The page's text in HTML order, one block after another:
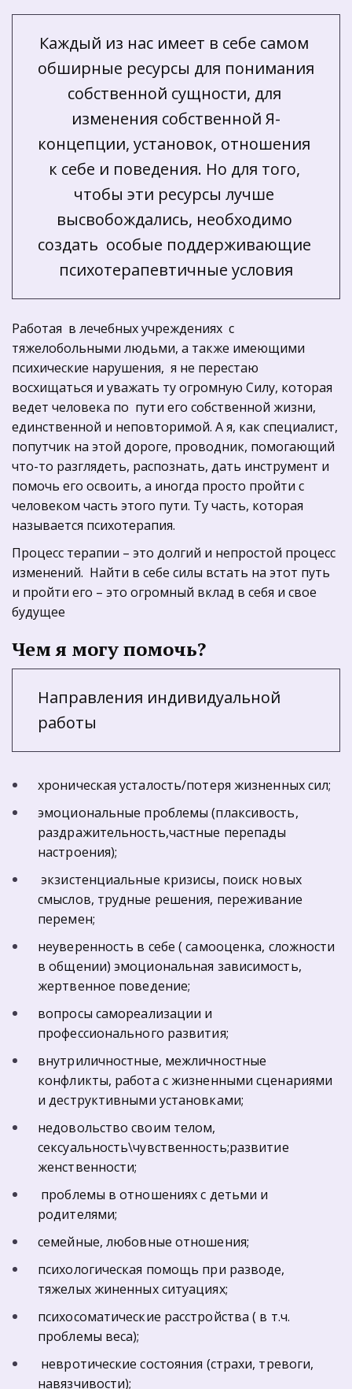
Каждый из нас имеет в себе самом
обширные ресурсы для понимания
собственной сущности, для
изменения собственной Я-
концепции, установок, отношения
к себе и поведения. Но для того,
чтобы эти ресурсы лучше
высвобождались, необходимо
создать  особые поддерживающие
психотерапевтичные условия
Работая  в лечебных учреждениях  с
тяжелобольными людьми, а также имеющими
психические нарушения,  я не перестаю
восхищаться и уважать ту огромную Силу, которая
ведет человека по  пути его собственной жизни,
единственной и неповторимой. А я, как специалист,
попутчик на этой дороге, проводник, помогающий
что-то разглядеть, распознать, дать инструмент и
помочь его освоить, а иногда просто пройти с
человеком часть этого пути. Ту часть, которая
называется психотерапия.
Процесс терапии – это долгий и непростой процесс
изменений.  Найти в себе силы встать на этот путь
и пройти его – это огромный вклад в себя и свое
будущее
Чем я могу помочь?
Направления индивидуальной
работы
хроническая усталость/потеря жизненных сил;
эмоциональные проблемы (плаксивость,
раздражительность,частные перепады
настроения);
экзистенциальные кризисы, поиск новых
смыслов, трудные решения, переживание
перемен;
неуверенность в себе ( самооценка, сложности
в общении) эмоциональная зависимость,
жертвенное поведение;
вопросы самореализации и
профессионального развития;
внутриличностные, межличностные
конфликты, работа с жизненными сценариями
и деструктивными установками;
недовольство своим телом,
сексуальность\чувственность;развитие
женственности;
проблемы в отношениях с детьми и
родителями;
семейные, любовные отношения;
психологическая помощь при разводе,
тяжелых жиненных ситуациях;
психосоматические расстройства ( в т.ч.
проблемы веса);
невротические состояния (страхи, тревоги,
навязчивости);